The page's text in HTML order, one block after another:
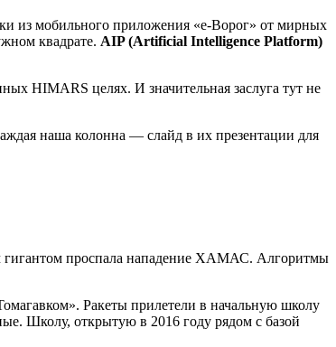
из мобильного приложения «е-Ворог» от мирных
квадрате. AIP (Artificial Intelligence Platform)
HIMARS целях. И значительная заслуга тут не
наша колонна — слайд в их презентации для
гигантом проспала нападение ХАМАС. Алгоритмы
Ракеты прилетели в начальную школу
Школу, открытую в 2016 году рядом с базой